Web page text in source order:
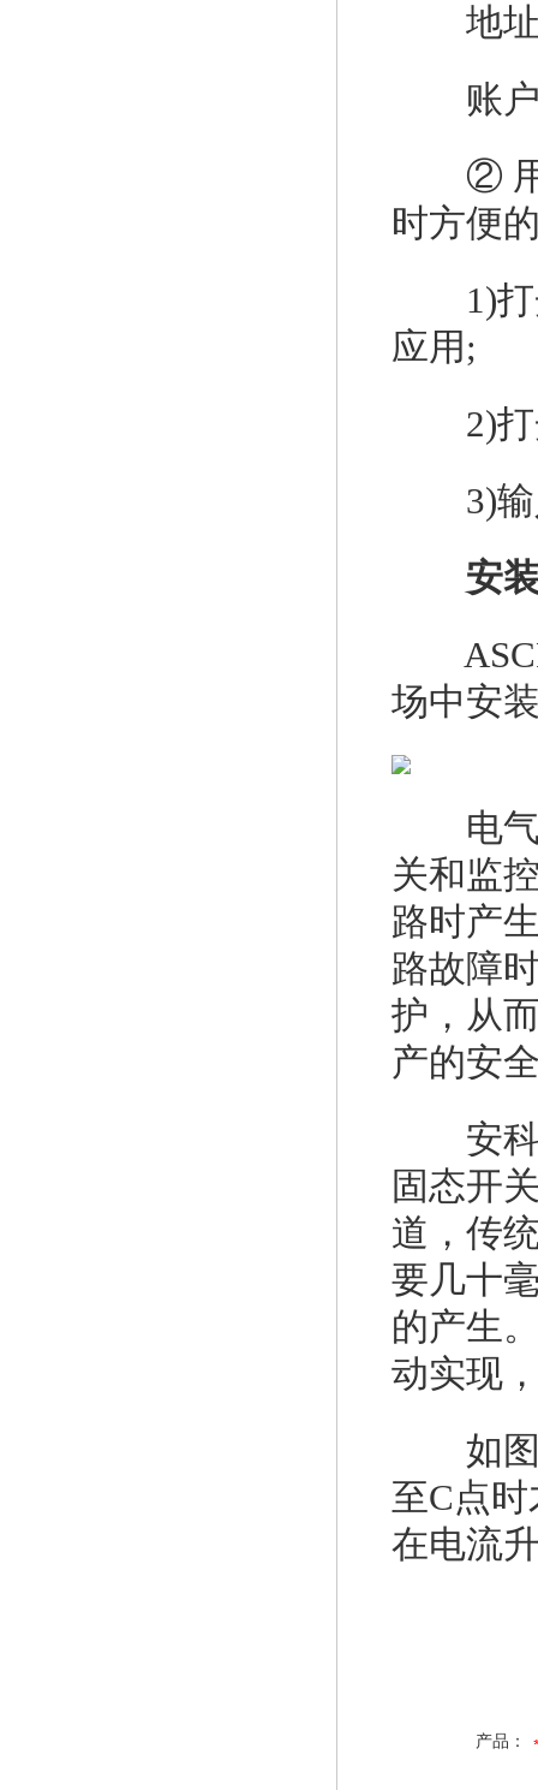
地址
账户
② 用户
时方便
1)打开
应用;
2)打开
3)输入
安
ASCP
场中安
电气
关和监
路时产
路故障
护，从
产的安
安科
固态开
道，传
要几十
的产生
动实现
如图1
至C点
在电流
产品：